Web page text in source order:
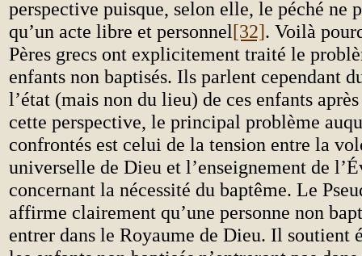
perspective puisque, selon elle, le péché ne
qu’un acte libre et personnel[32]. Voilà
Pères grecs ont explicitement traité le
enfants non baptisés. Ils parlent cependant
l’état (mais non du lieu) de ces enfants
cette perspective, le principal problème
confrontés est celui de la tension entre la
universelle de Dieu et l’enseignement de
concernant la nécessité du baptême. Le
affirme clairement qu’une personne non
entrer dans le Royaume de Dieu. Il soutient